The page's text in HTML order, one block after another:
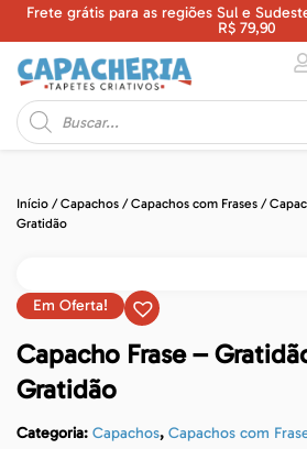
Frete grátis para as regiões Sul e
R$ 79,90
Início /Capachos /Capachos com Frases /
Gratidão
Em Oferta!
Capacho Frase –
Gratidão
Categoria: Capachos, Capachos com